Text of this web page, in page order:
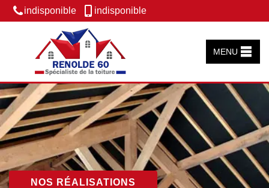
indisponible indisponible
MENU
NOS RÉALISATIONS